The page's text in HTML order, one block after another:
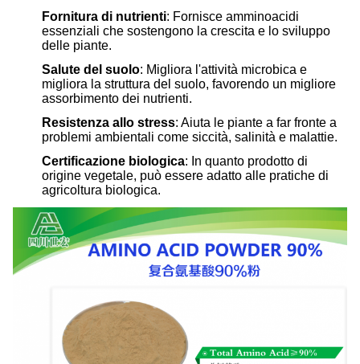
Fornitura di nutrienti: Fornisce amminoacidi
essenziali che sostengono la crescita e lo sviluppo
delle piante.
Salute del suolo: Migliora l'attività microbica e
migliora la struttura del suolo, favorendo un migliore
assorbimento dei nutrienti.
Resistenza allo stress: Aiuta le piante a far fronte a
problemi ambientali come siccità, salinità e malattie.
Certificazione biologica: In quanto prodotto di
origine vegetale, può essere adatto alle pratiche di
agricoltura biologica.